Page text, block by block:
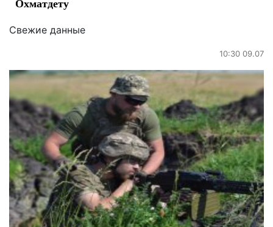
Охматдету
Свежие данные
10:30 09.07